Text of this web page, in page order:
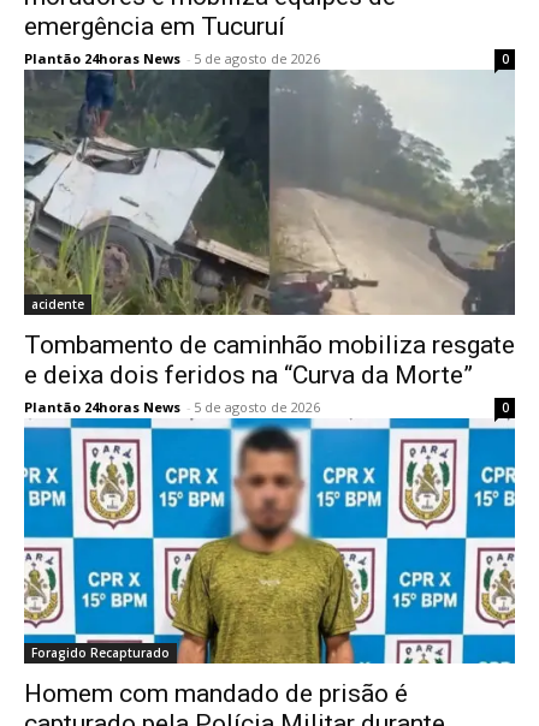
emergência em Tucuruí
Plantão 24horas News - 5 de agosto de 2026 0
acidente
Tombamento de caminhão mobiliza resgate
e deixa dois feridos na “Curva da Morte”
Plantão 24horas News - 5 de agosto de 2026 0
Foragido Recapturado
Homem com mandado de prisão é